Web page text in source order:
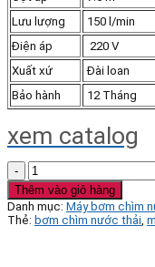
Lưu lượng
150 l/min
Điện áp
220 V
Xuất xứ
Đài loan
Bảo hành
12 Tháng
xem catalog
Bơm
nước
thải
Showfou
SHm
Thêm vào giỏ hàng
Danh mục: Máy bơm chìm
Thẻ: bơm chìm nước thải,